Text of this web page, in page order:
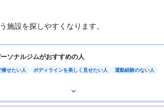
施設を探しやすくなります。
ソナルジムがおすすめの人
痩せたい人 ボディラインを美しく見せたい人 運動経験のない人